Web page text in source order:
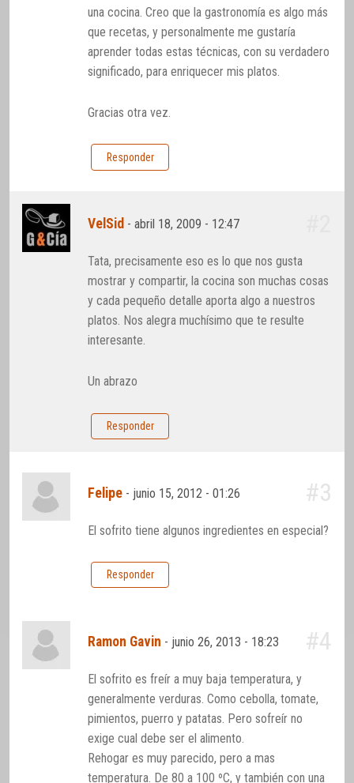
una cocina. Creo que la gastronomía es algo más
que recetas, y personalmente me gustaría
aprender todas estas técnicas, con su verdadero
significado, para enriquecer mis platos.
Gracias otra vez.
Responder
VelSid -abril 18, 2009 - 12:47
Tata, precisamente eso es lo que nos gusta
mostrar y compartir, la cocina son muchas cosas
y cada pequeño detalle aporta algo a nuestros
platos. Nos alegra muchísimo que te resulte
interesante.
Un abrazo
Responder
Felipe - junio 15, 2012 - 01:26 #3
El sofrito tiene algunos ingredientes en especial?
Responder
Ramon Gavin - junio 26, 2013 - 18:23 #4
El sofrito es freír a muy baja temperatura, y
generalmente verduras. Como cebolla, tomate,
pimientos, puerro y patatas. Pero sofreír no
exige cual debe ser el alimento.
Rehogar es muy parecido, pero a mas
temperatura. De 80 a 100 ºC, y también con una